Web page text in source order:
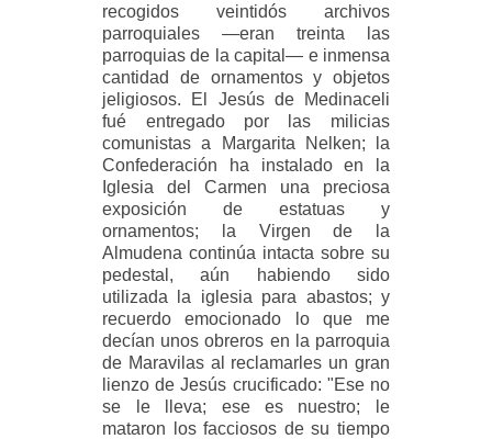
recogidos veintidós archivos
parroquiales —eran treinta las
parroquias de la capital— e inmensa
cantidad de ornamentos y objetos
jeligiosos. El Jesús de Medinaceli
fué entregado por las milicias
comunistas a Margarita Nelken; la
Confederación ha instalado en la
Iglesia del Carmen una preciosa
exposición de estatuas y
ornamentos; la Virgen de la
Almudena continúa intacta sobre su
pedestal, aún habiendo sido
utilizada la iglesia para abastos; y
recuerdo emocionado lo que me
decían unos obreros en la parroquia
de Maravilas al reclamarles un gran
lienzo de Jesús crucificado: "Ese no
se le lleva; ese es nuestro; le
mataron los facciosos de su tiempo